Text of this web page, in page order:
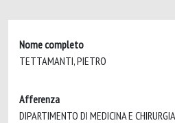
Nome completo
TETTAMANTI, PIETRO
Afferenza
DIPARTIMENTO DI MEDICINA E